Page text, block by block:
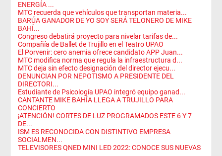
ENERGÍA ...
MTC recuerda que vehículos que transportan materia...
BARÚA GANADOR DE YO SOY SERÁ TELONERO DE MIKE
BAHÍ...
Congreso debatirá proyecto para nivelar tarifas de...
Compañía de Ballet de Trujillo en el Teatro UPAO
El Porvenir: cero anemia ofrece candidato APP Juan...
MTC modifica norma que regula la infraestructura d...
MTC deja sin efecto designación del director ejecu...
DENUNCIAN POR NEPOTISMO A PRESIDENTE DEL
DIRECTORI...
Estudiante de Psicología UPAO integró equipo ganad...
CANTANTE MIKE BAHÍA LLEGA A TRUJILLO PARA
CONCIERTO
¡ATENCIÓN! CORTES DE LUZ PROGRAMADOS ESTE 6 Y 7
DE...
ISM ES RECONOCIDA CON DISTINTIVO EMPRESA
SOCIALMEN...
TELEVISORES QNED MINI LED 2022: CONOCE SUS NUEVAS